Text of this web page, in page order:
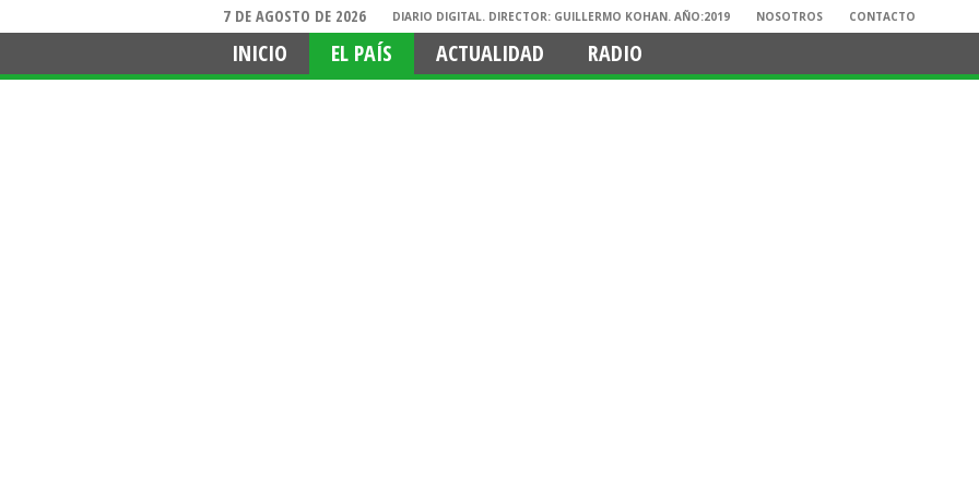
7 DE AGOSTO DE 2026 DIARIO DIGITAL. DIRECTOR: GUILLERMO KOHAN. AÑO:2019 NOSOTROS CONTACTO
INICIO EL PAÍS ACTUALIDAD RADIO